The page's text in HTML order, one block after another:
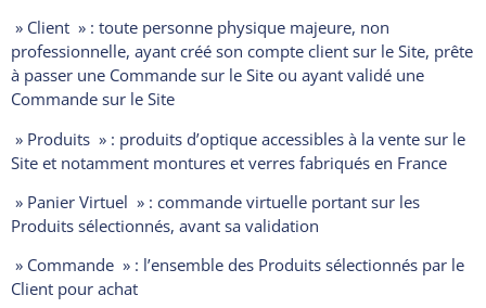
» Client » : toute personne physique majeure, non
professionnelle, ayant créé son compte client sur le Site, prête
à passer une Commande sur le Site ou ayant validé une
Commande sur le Site
» Produits » : produits d’optique accessibles à la vente sur le
Site et notamment montures et verres fabriqués en France
» Panier Virtuel » : commande virtuelle portant sur les
Produits sélectionnés, avant sa validation
» Commande » : l’ensemble des Produits sélectionnés par le
Client pour achat